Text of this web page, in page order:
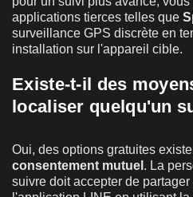
applications tierces telles que
surveillance GPS discrète en
installation sur l'appareil cible.
Existe-t-il des
localiser quelqu'un
Oui, des options gratuites
consentement mutuel . La
suivre doit accepter de